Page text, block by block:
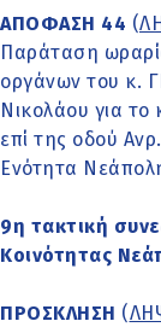
ΑΠΟΦΑΣΗ 44 (
Παράταση
οργάνων του κ.
Νικολάου για
επί της οδού
Ενότητα
9η τακτική
Κοινότητας
ΠΡΟΣΚΛΗΣΗ (